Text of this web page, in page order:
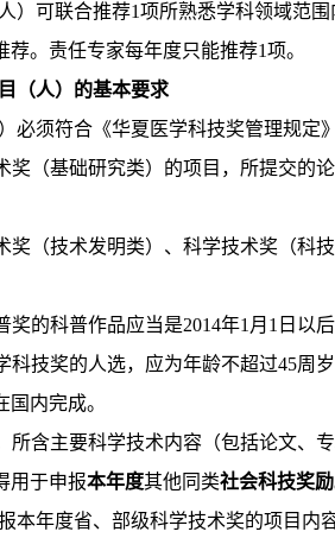
）可联合推荐1项所熟悉学科领域范
。责任专家每年度只能推荐1项。
（人）的基本要求
必须符合《华夏医学科技奖管理规定
奖（基础研究类）的项目，所提交的
奖（技术发明类）、科学技术奖（科
奖的科普作品应当是2014年1月1日以
科技奖的人选，应为年龄不超过45周
内完成。
所含主要科学技术内容（包括论文、
用于申报本年度其他同类社会科技奖励
本年度省、部级科学技术奖的项目内